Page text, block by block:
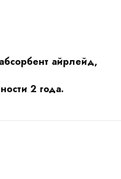
айрлейд,
2 года.